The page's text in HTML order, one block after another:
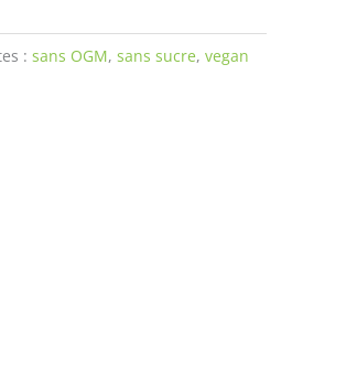
: sans OGM, sans sucre, vegan